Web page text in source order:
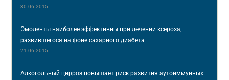
30.06.2015
Эмоленты наиболее эффективны при лечении ксероза,
развившегося на фоне сахарного диабета
21.06.2015
Алкогольный цирроз повышает риск развития аутоиммунных